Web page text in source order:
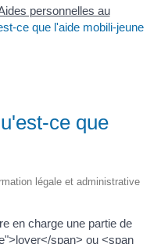
personnelles au
ce que l'aide mobili-jeune
ce que
légale et administrative
en charge une partie de
span> ou <span